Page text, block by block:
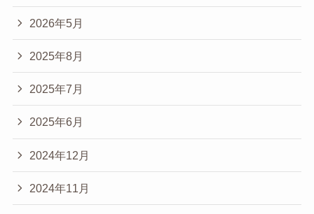
2026年5月
2025年8月
2025年7月
2025年6月
2024年12月
2024年11月